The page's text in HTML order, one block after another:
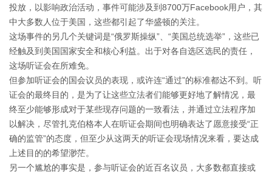
投放，以影响政治活动，事件可能涉及到8700万Facebook用户，其
中大多数人位于美国，这些都引起了华盛顿的关注。
这场事件的另几个关键词是“俄罗斯操纵”、“美国总统选举”，这些已
经触及到美国国家安全和核心利益。出于对各自选区选民的责任，
这场听证会在所难免。
但参加听证会的国会议员的表现，或许连“通过”的标准都达不到。听
证会的最终目的，是为了让这些立法者们能够更好地了解情况，最
终至少能够形成对于某些现存问题的一致看法，并通过立法程序加
以解决，尽管扎克伯格本人在听证会期间也明确表达了愿意接受“正
确的监管”的态度，但至少从这两天的听证会现场情况来看，要达成
上述目的的希望渺茫。
另一个尴尬的事实是，参与听证会的近百名议员，大多数都直接或